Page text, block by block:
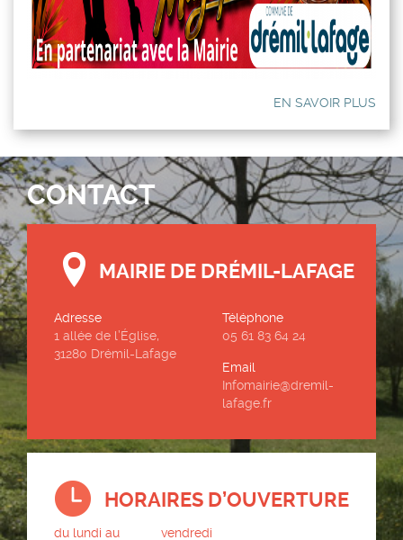
EN SAVOIR PLUS
CONTACT
MAIRIE DE DRÉMIL-LAFAGE
Adresse
1 allée de l’Église,
31280 Drémil-Lafage
Téléphone
05 61 83 64 24
Email
Infomairie@dremil-
lafage.fr
HORAIRES D’OUVERTURE
du lundi au vendredi